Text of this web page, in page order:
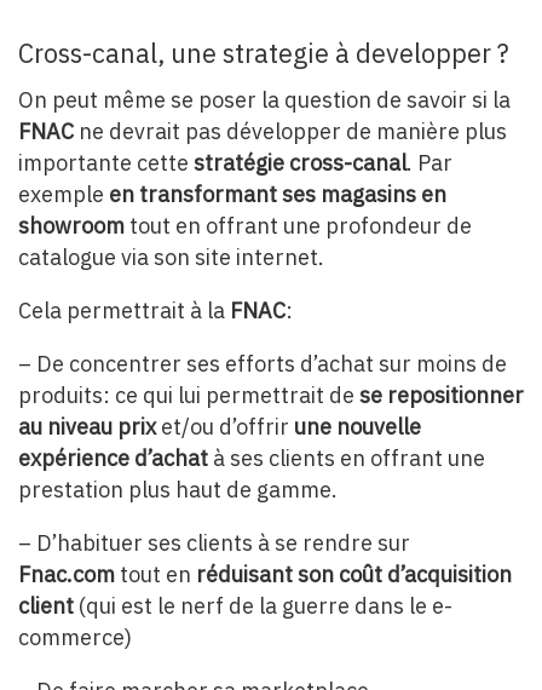
Cross-canal, une strategie à developper ?
On peut même se poser la question de savoir si la
FNAC ne devrait pas développer de manière plus
importante cette stratégie cross-canal. Par
exemple en transformant ses magasins en
showroom tout en offrant une profondeur de
catalogue via son site internet.
Cela permettrait à la FNAC:
– De concentrer ses efforts d’achat sur moins de
produits: ce qui lui permettrait de se repositionner
au niveau prixet/ou d’offrir une nouvelle
expérience d’achat à ses clients en offrant une
prestation plus haut de gamme.
– D’habituer ses clients à se rendre sur
Fnac.com tout en réduisant son coût d’acquisition
client (qui est le nerf de la guerre dans le e-
commerce)